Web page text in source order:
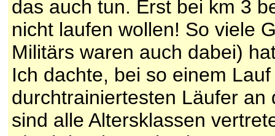
das auch tun. Erst bei km 3
nicht laufen wollen! So viele
Militärs waren auch dabei)
Ich dachte, bei so einem
durchtrainiertesten Läufer
sind alle Altersklassen